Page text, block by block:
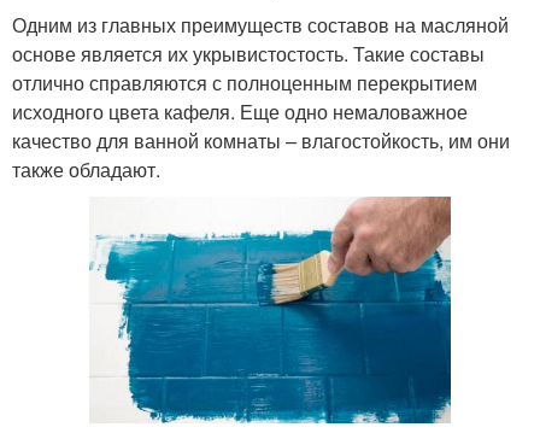
Одним из главных преимуществ составов на масляной
основе является их укрывистостость. Такие составы
отлично справляются с полноценным перекрытием
исходного цвета кафеля. Еще одно немаловажное
качество для ванной комнаты – влагостойкость, им они
также обладают.